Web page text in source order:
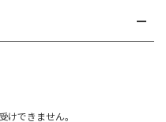
けできません。